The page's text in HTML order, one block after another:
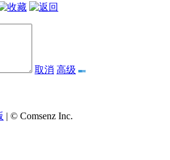
取消 高级
| © Comsenz Inc.